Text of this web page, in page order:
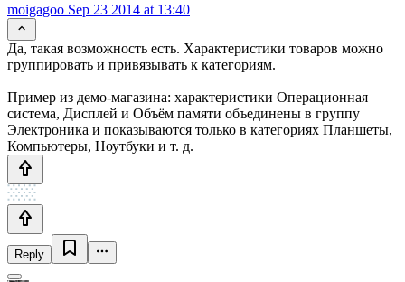
moigagoo Sep 23 2014 at 13:40
Да, такая возможность есть. Характеристики товаров можно
группировать и привязывать к категориям.
Пример из демо-магазина: характеристики Операционная
система, Дисплей и Объём памяти объединены в группу
Электроника и показываются только в категориях Планшеты,
Компьютеры, Ноутбуки и т. д.
Reply